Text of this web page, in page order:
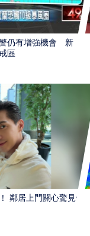
仍有增強機會 新
區
鄰居上門關心驚見倒